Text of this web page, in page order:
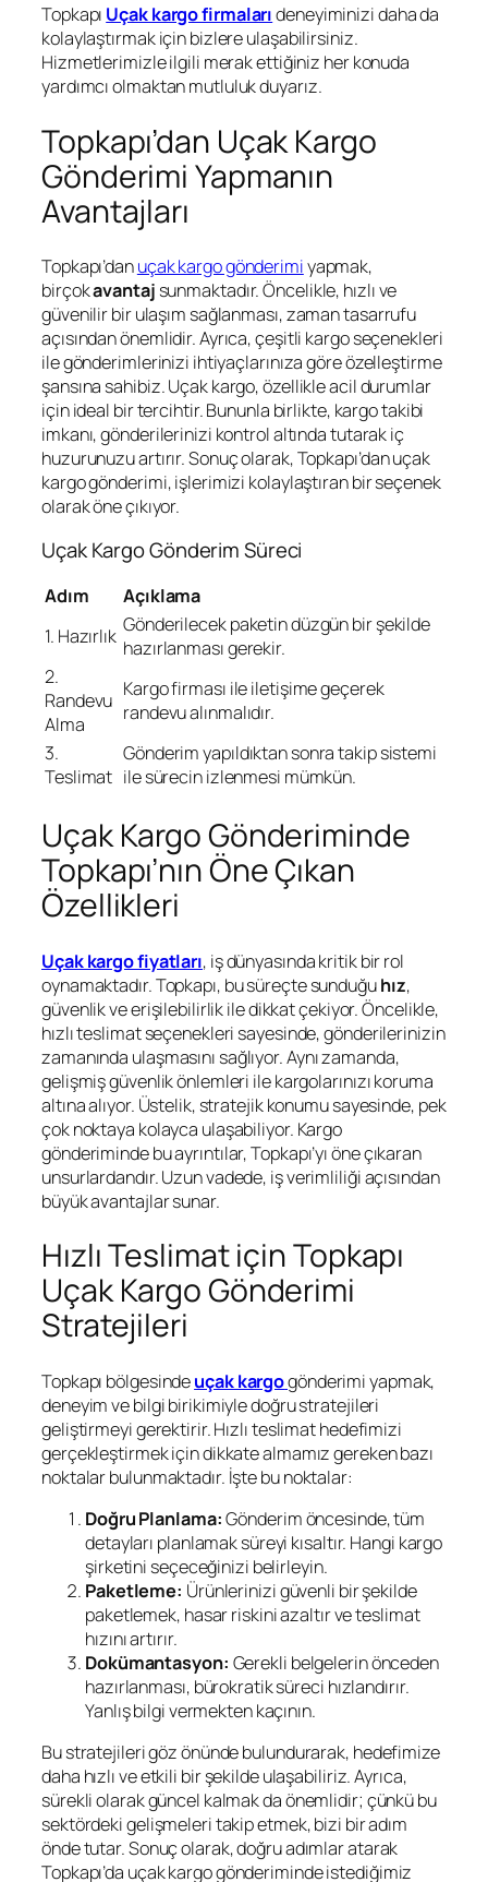
Topkapı Uçak kargo firmalarıdeneyiminizi daha da
kolaylaştırmak için bizlere ulaşabilirsiniz.
Hizmetlerimizle ilgili merak ettiğiniz her konuda
yardımcı olmaktan mutluluk duyarız.
Topkapı’dan Uçak Kargo
Gönderimi Yapmanın
Avantajları
Topkapı’danuçak kargo gönderimiyapmak,
birçokavantaj sunmaktadır. Öncelikle, hızlı ve
güvenilir bir ulaşım sağlanması, zaman tasarrufu
açısından önemlidir. Ayrıca, çeşitli kargo seçenekleri
ile gönderimlerinizi ihtiyaçlarınıza göre özelleştirme
şansına sahibiz. Uçak kargo, özellikle acil durumlar
için ideal bir tercihtir. Bununla birlikte, kargo takibi
imkanı, gönderilerinizi kontrol altında tutarak iç
huzurunuzu artırır. Sonuç olarak, Topkapı’dan uçak
kargo gönderimi, işlerimizi kolaylaştıran bir seçenek
olarak öne çıkıyor.
Uçak Kargo Gönderim Süreci
Adım
Açıklama
1. Hazırlık Gönderilecek paketin düzgün bir şekilde
hazırlanması gerekir.
2.
Randevu
Alma
Kargo firması ile iletişime geçerek
randevu alınmalıdır.
3.
Teslimat
Gönderim yapıldıktan sonra takip sistemi
ile sürecin izlenmesi mümkün.
Uçak Kargo Gönderiminde
Topkapı’nın Öne Çıkan
Özellikleri
Uçak kargo fiyatları, iş dünyasında kritik bir rol
oynamaktadır. Topkapı, bu süreçte sunduğuhız,
güvenlik ve erişilebilirlik ile dikkat çekiyor. Öncelikle,
hızlı teslimat seçenekleri sayesinde, gönderilerinizin
zamanında ulaşmasını sağlıyor. Aynı zamanda,
gelişmiş güvenlik önlemleri ile kargolarınızı koruma
altına alıyor. Üstelik, stratejik konumu sayesinde, pek
çok noktaya kolayca ulaşabiliyor. Kargo
gönderiminde bu ayrıntılar, Topkapı’yı öne çıkaran
unsurlardandır. Uzun vadede, iş verimliliği açısından
büyük avantajlar sunar.
Hızlı Teslimat için Topkapı
Uçak Kargo Gönderimi
Stratejileri
Topkapı bölgesindeuçak kargogönderimi yapmak,
deneyim ve bilgi birikimiyle doğru stratejileri
geliştirmeyi gerektirir. Hızlı teslimat hedefimizi
gerçekleştirmek için dikkate almamız gereken bazı
noktalar bulunmaktadır. İşte bu noktalar:
Doğru Planlama:Gönderim öncesinde, tüm
detayları planlamak süreyi kısaltır. Hangi kargo
şirketini seçeceğinizi belirleyin.
Paketleme: Ürünlerinizi güvenli bir şekilde
paketlemek, hasar riskini azaltır ve teslimat
hızını artırır.
Dokümantasyon: Gerekli belgelerin önceden
hazırlanması, bürokratik süreci hızlandırır.
Yanlış bilgi vermekten kaçının.
Bu stratejileri göz önünde bulundurarak, hedefimize
daha hızlı ve etkili bir şekilde ulaşabiliriz. Ayrıca,
sürekli olarak güncel kalmak da önemlidir; çünkü bu
sektördeki gelişmeleri takip etmek, bizi bir adım
önde tutar. Sonuç olarak, doğru adımlar atarak
Topkapı’da uçak kargo gönderiminde istediğimiz